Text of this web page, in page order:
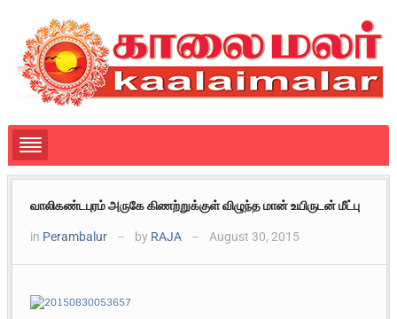
வாலிகண்டபுரம் அருகே கிணற்றுக்குள் விழுந்த மான் உயிருடன் மீட்பு
in Perambalur — by RAJA — August 30, 2015